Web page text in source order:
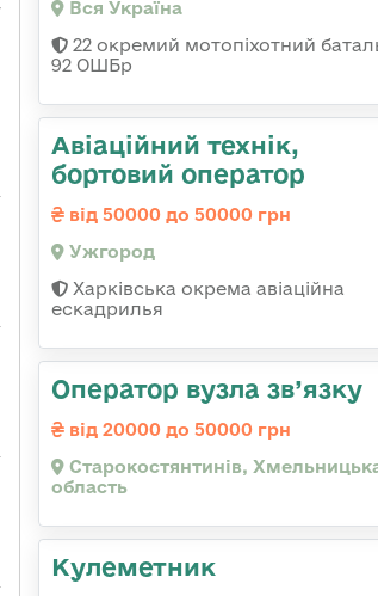
Вся Україна
22 окремий мотопіхотний
92 ОШБр
Авіаційний технік,
бортовий оператор
від 50000 до 50000 грн
Ужгород
Харківська окрема авіаційна
ескадрилья
Оператор вузла зв’язку
від 20000 до 50000 грн
Старокостянтинів,
область
Кулеметник